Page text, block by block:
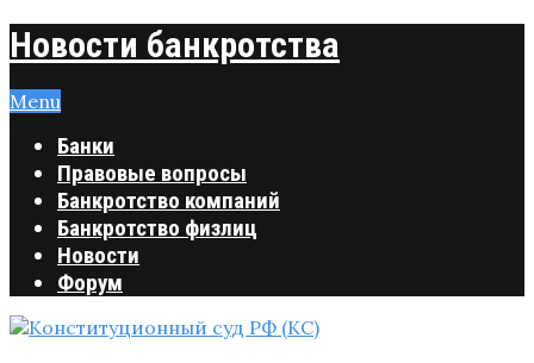
Новости банкротства
Menu
Банки
Правовые вопросы
Банкротство компаний
Банкротство физлиц
Новости
Форум